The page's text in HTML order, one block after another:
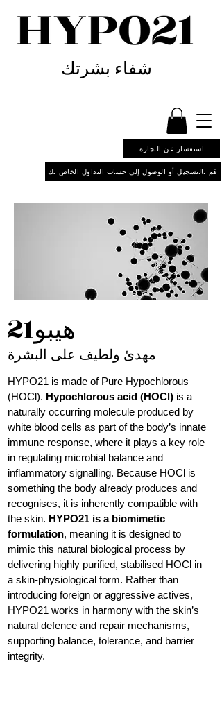
استفسار عن التجارة
قم بالتسجيل أو الوصول إلى حساب التداول الخاص بك
شفاء بشرتك
هيبو21
مهدئ ولطيف على البشرة
HYPO21 is made of Pure Hypochlorous
(HOCl). Hypochlorous acid (HOCl) is a
naturally occurring molecule produced by
white blood cells as part of the body’s innate
immune response, where it plays a key role
in regulating microbial balance and
inflammatory signalling. Because HOCl is
something the body already produces and
recognises, it is inherently compatible with
the skin. HYPO21 is a biomimetic
formulation, meaning it is designed to
mimic this natural biological process by
delivering highly purified, stabilised HOCl in
a skin-physiological form. Rather than
introducing foreign or aggressive actives,
HYPO21 works in harmony with the skin’s
natural defence and repair mechanisms,
supporting balance, tolerance, and barrier
integrity.